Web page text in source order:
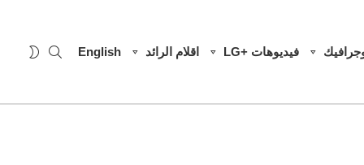
فيديوهات +LG اقلام الرائد English
SEARCH